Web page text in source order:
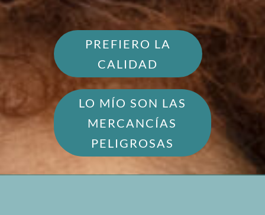
PREFIERO LA
CALIDAD
LO MÍO SON LAS
MERCANCÍAS
PELIGROSAS